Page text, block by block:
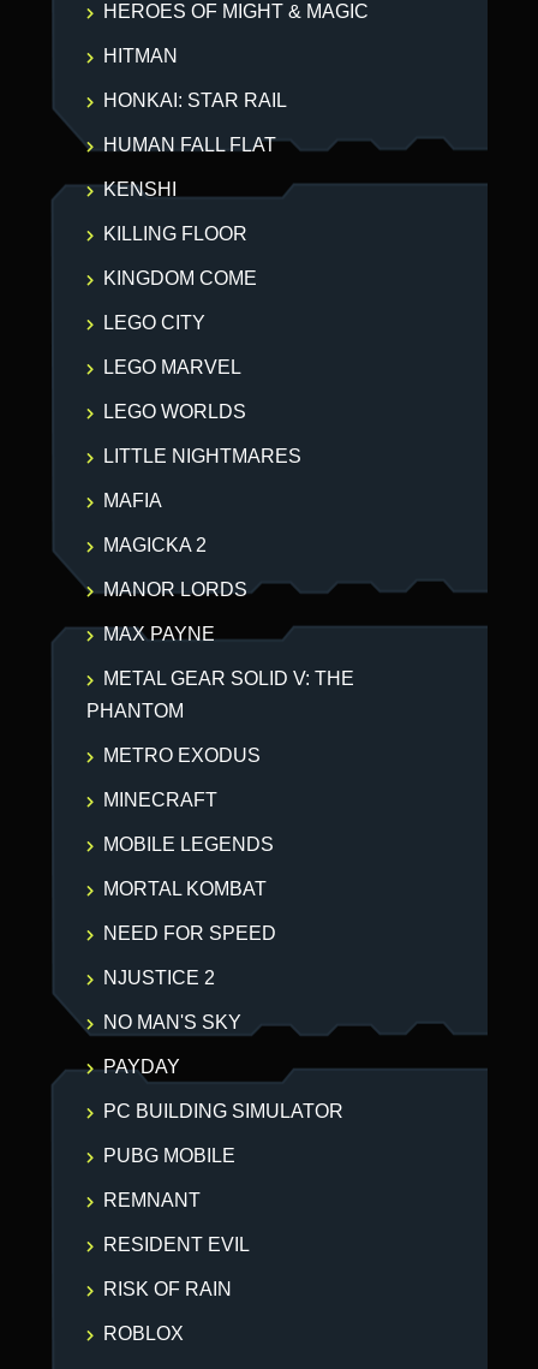
HEROES OF MIGHT & MAGIC
HITMAN
HONKAI: STAR RAIL
HUMAN FALL FLAT
KENSHI
KILLING FLOOR
KINGDOM COME
LEGO CITY
LEGO MARVEL
LEGO WORLDS
LITTLE NIGHTMARES
MAFIA
MAGICKA 2
MANOR LORDS
MAX PAYNE
METAL GEAR SOLID V: THE
PHANTOM
METRO EXODUS
MINECRAFT
MOBILE LEGENDS
MORTAL KOMBAT
NEED FOR SPEED
NJUSTICE 2
NO MAN'S SKY
PAYDAY
PC BUILDING SIMULATOR
PUBG MOBILE
REMNANT
RESIDENT EVIL
RISK OF RAIN
ROBLOX